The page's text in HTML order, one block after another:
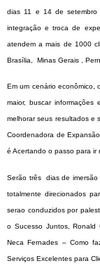
dias 11 e 14 de setembro
integraçãoe troca de
atendem a mais de 1000
Brasília, Minas Gerais ,
Em um cenário econômico,
maior, buscar
melhorar seus resultados e
Coordenadora de
é Acertando o passo para ir
Serão três dias de
totalmente direcionados
serao conduzidos por
o Sucesso Juntos, Ronald
Neca Fernades – Como
Serviços Excelentes para